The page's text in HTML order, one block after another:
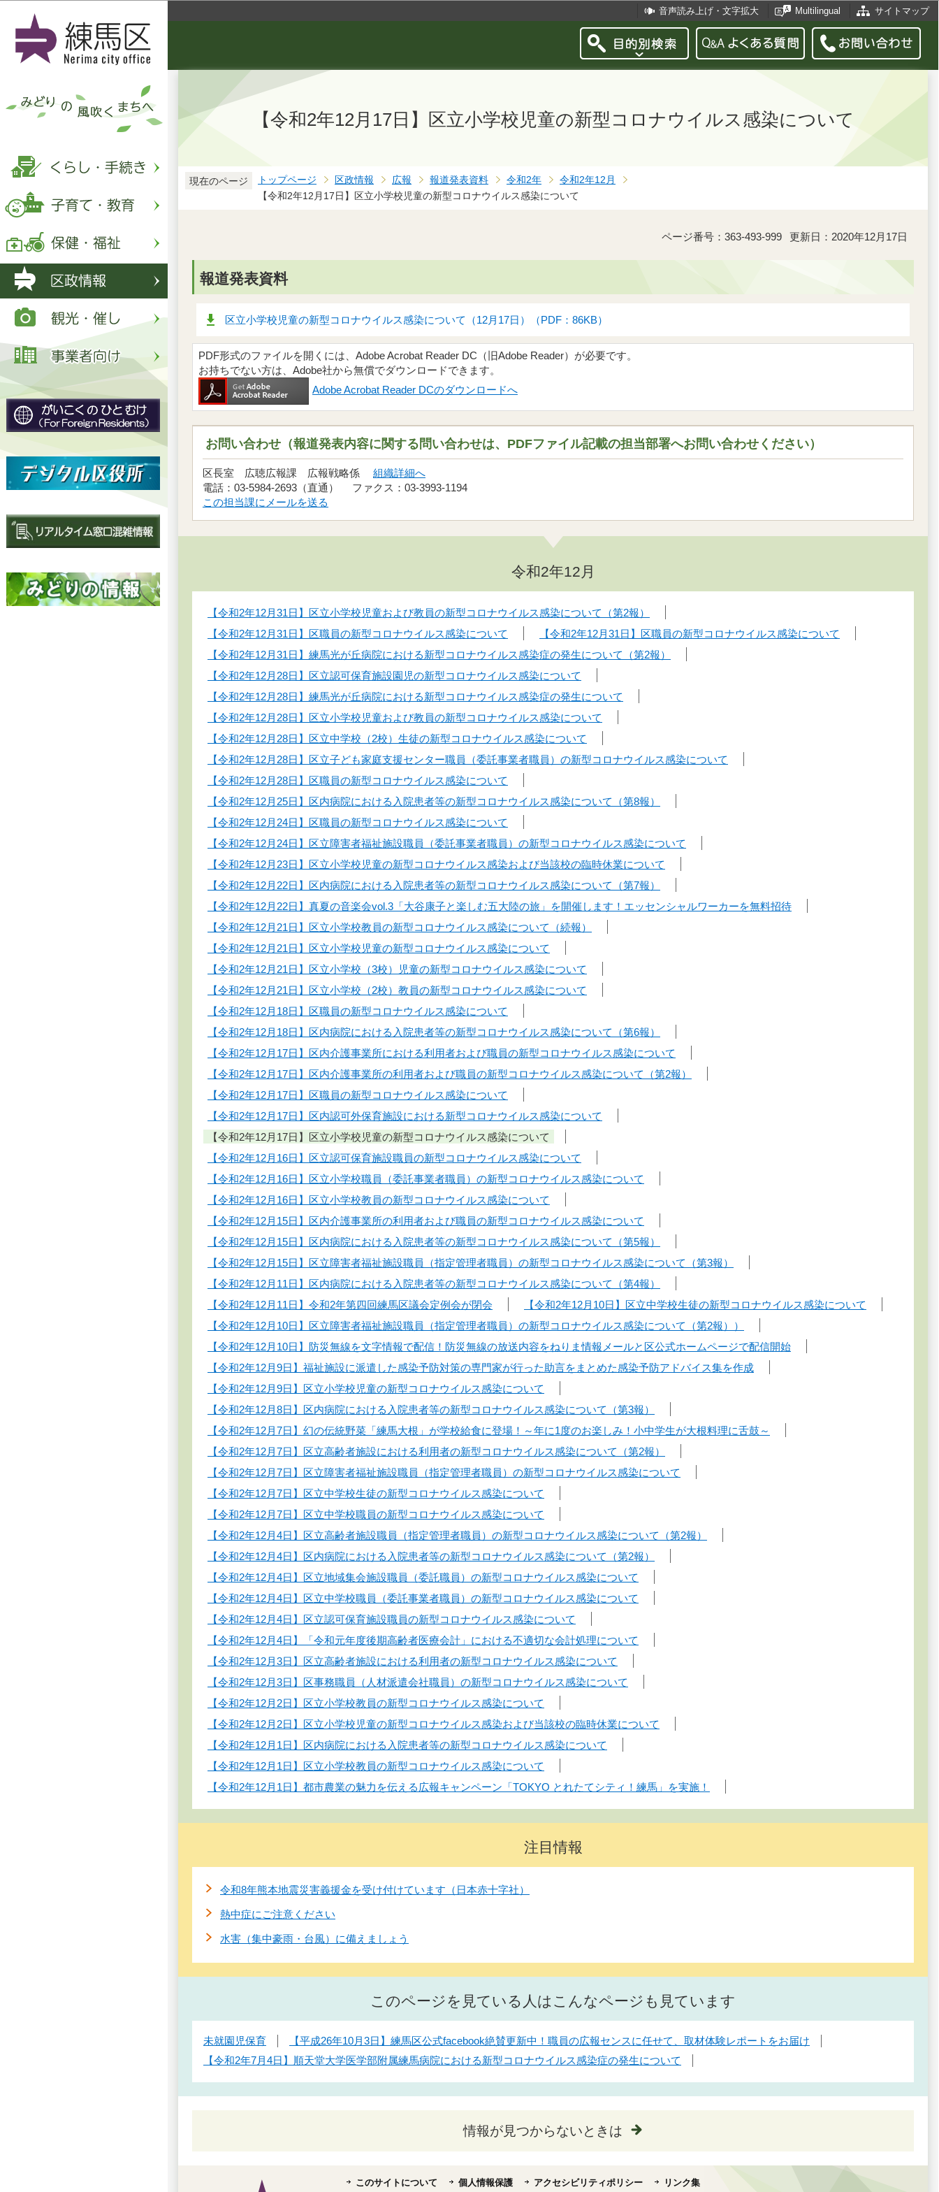
音声読み上げ・文字拡大 Multilingual サイトマップ
【令和2年12月17日】区立小学校児童の新型コロナウイルス感染について
現在のページ トップページ 区政情報 広報 報道発表資料 令和2年
令和2年12月
【令和2年12月17日】区立小学校児童の新型コロナウイルス感染について
ページ番号：363-493-999 更新日：2020年12月17日
報道発表資料
区立小学校児童の新型コロナウイルス感染について（12月17日）（PDF：86KB）
PDF形式のファイルを開くには、Adobe Acrobat Reader DC（旧Adobe Reader）が必要です。
お持ちでない方は、Adobe社から無償でダウンロードできます。
Adobe Acrobat Reader DCのダウンロードへ
お問い合わせ（報道発表内容に関する問い合わせは、PDFファイル記載の担当部署へお問い合わせください）
区長室 広聴広報課 広報戦略係 組織詳細へ
電話：03-5984-2693（直通） ファクス：03-3993-1194
この担当課にメールを送る
令和2年12月
【令和2年12月31日】区立小学校児童および教員の新型コロナウイルス感染について（第2報）
【令和2年12月31日】区職員の新型コロナウイルス感染について
【令和2年12月31日】区職員の新型コロナウイルス感染について
【令和2年12月31日】練馬光が丘病院における新型コロナウイルス感染症の発生について（第2報）
【令和2年12月28日】区立認可保育施設園児の新型コロナウイルス感染について
【令和2年12月28日】練馬光が丘病院における新型コロナウイルス感染症の発生について
【令和2年12月28日】区立小学校児童および教員の新型コロナウイルス感染について
【令和2年12月28日】区立中学校（2校）生徒の新型コロナウイルス感染について
【令和2年12月28日】区立子ども家庭支援センター職員（委託事業者職員）の新型コロナウイルス感染について
【令和2年12月28日】区職員の新型コロナウイルス感染について
【令和2年12月25日】区内病院における入院患者等の新型コロナウイルス感染について（第8報）
【令和2年12月24日】区職員の新型コロナウイルス感染について
【令和2年12月24日】区立障害者福祉施設職員（委託事業者職員）の新型コロナウイルス感染について
【令和2年12月23日】区立小学校児童の新型コロナウイルス感染および当該校の臨時休業について
【令和2年12月22日】区内病院における入院患者等の新型コロナウイルス感染について（第7報）
【令和2年12月22日】真夏の音楽会vol.3「大谷康子と楽しむ五大陸の旅」を開催します！エッセンシャルワーカーを無料招待
【令和2年12月21日】区立小学校教員の新型コロナウイルス感染について（続報）
【令和2年12月21日】区立小学校児童の新型コロナウイルス感染について
【令和2年12月21日】区立小学校（3校）児童の新型コロナウイルス感染について
【令和2年12月21日】区立小学校（2校）教員の新型コロナウイルス感染について
【令和2年12月18日】区職員の新型コロナウイルス感染について
【令和2年12月18日】区内病院における入院患者等の新型コロナウイルス感染について（第6報）
【令和2年12月17日】区内介護事業所における利用者および職員の新型コロナウイルス感染について
【令和2年12月17日】区内介護事業所の利用者および職員の新型コロナウイルス感染について（第2報）
【令和2年12月17日】区職員の新型コロナウイルス感染について
【令和2年12月17日】区内認可外保育施設における新型コロナウイルス感染について
【令和2年12月17日】区立小学校児童の新型コロナウイルス感染について
【令和2年12月16日】区立認可保育施設職員の新型コロナウイルス感染について
【令和2年12月16日】区立小学校職員（委託事業者職員）の新型コロナウイルス感染について
【令和2年12月16日】区立小学校教員の新型コロナウイルス感染について
【令和2年12月15日】区内介護事業所の利用者および職員の新型コロナウイルス感染について
【令和2年12月15日】区内病院における入院患者等の新型コロナウイルス感染について（第5報）
【令和2年12月15日】区立障害者福祉施設職員（指定管理者職員）の新型コロナウイルス感染について（第3報）
【令和2年12月11日】区内病院における入院患者等の新型コロナウイルス感染について（第4報）
【令和2年12月11日】令和2年第四回練馬区議会定例会が閉会
【令和2年12月10日】区立中学校生徒の新型コロナウイルス感染について
【令和2年12月10日】区立障害者福祉施設職員（指定管理者職員）の新型コロナウイルス感染について（第2報））
【令和2年12月10日】防災無線を文字情報で配信！防災無線の放送内容をねりま情報メールと区公式ホームページで配信開始
【令和2年12月9日】福祉施設に派遣した感染予防対策の専門家が行った助言をまとめた感染予防アドバイス集を作成
【令和2年12月9日】区立小学校児童の新型コロナウイルス感染について
【令和2年12月8日】区内病院における入院患者等の新型コロナウイルス感染について（第3報）
【令和2年12月7日】幻の伝統野菜「練馬大根」が学校給食に登場！～年に1度のお楽しみ！小中学生が大根料理に舌鼓～
【令和2年12月7日】区立高齢者施設における利用者の新型コロナウイルス感染について（第2報）
【令和2年12月7日】区立障害者福祉施設職員（指定管理者職員）の新型コロナウイルス感染について
【令和2年12月7日】区立中学校生徒の新型コロナウイルス感染について
【令和2年12月7日】区立中学校職員の新型コロナウイルス感染について
【令和2年12月4日】区立高齢者施設職員（指定管理者職員）の新型コロナウイルス感染について（第2報）
【令和2年12月4日】区内病院における入院患者等の新型コロナウイルス感染について（第2報）
【令和2年12月4日】区立地域集会施設職員（委託職員）の新型コロナウイルス感染について
【令和2年12月4日】区立中学校職員（委託事業者職員）の新型コロナウイルス感染について
【令和2年12月4日】区立認可保育施設職員の新型コロナウイルス感染について
【令和2年12月4日】「令和元年度後期高齢者医療会計」における不適切な会計処理について
【令和2年12月3日】区立高齢者施設における利用者の新型コロナウイルス感染について
【令和2年12月3日】区事務職員（人材派遣会社職員）の新型コロナウイルス感染について
【令和2年12月2日】区立小学校教員の新型コロナウイルス感染について
【令和2年12月2日】区立小学校児童の新型コロナウイルス感染および当該校の臨時休業について
【令和2年12月1日】区内病院における入院患者等の新型コロナウイルス感染について
【令和2年12月1日】区立小学校教員の新型コロナウイルス感染について
【令和2年12月1日】都市農業の魅力を伝える広報キャンペーン「TOKYO とれたてシティ！練馬」を実施！
注目情報
令和8年熊本地震災害義援金を受け付けています（日本赤十字社）
熱中症にご注意ください
水害（集中豪雨・台風）に備えましょう
このページを見ている人はこんなページも見ています
未就園児保育
【平成26年10月3日】練馬区公式facebook絶賛更新中！職員の広報センスに任せて、取材体験レポートをお届け
【令和2年7月4日】順天堂大学医学部附属練馬病院における新型コロナウイルス感染症の発生について
情報が見つからないときは
このサイトについて 個人情報保護 アクセシビリティポリシー リンク集